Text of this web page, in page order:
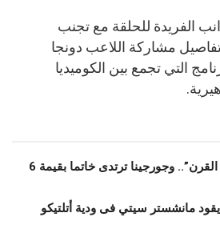
الفريدة للحلقة مع تجنب
مشاركة اللاعب دونجا
التي تجمع بين الكوميديا
رونالدو يحتفل بـ”عرس القرن”.. وجورجينا ترتدى خاتما بقيمة 6
مانشستر سيتي فى ودية أتلتيكو